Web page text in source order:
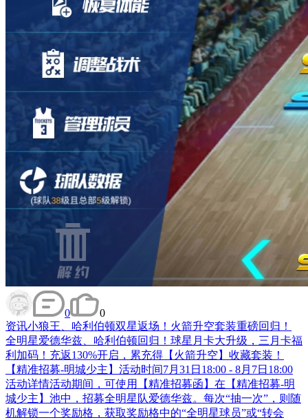
0
0
资讯小狼王、哈利伯顿双星返场！火箭升空套装重磅回归！
全明星爱德华兹、哈利伯顿回归！球星月卡大升级，三月卡福
利加码！充返130%开启，累充得【火箭升空】收藏套装！
【精准招募-明城少主】活动时间7月31日18:00 - 8月7日18:00
活动详情活动期间，可使用【精准招募函】在【精准招募-明
城少主】池中，招募全明星队爱德华兹。每次“抽一次”，则随
机解锁一个奖励格，获取奖励格中的“全明星球员”或“转会